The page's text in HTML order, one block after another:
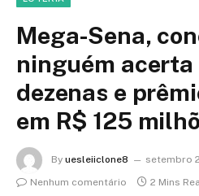
Mega-Sena,
ninguém acerta
dezenas e
em R$ 125
By uesleiiclone8
setembro
Nenhum comentário
2 Mins